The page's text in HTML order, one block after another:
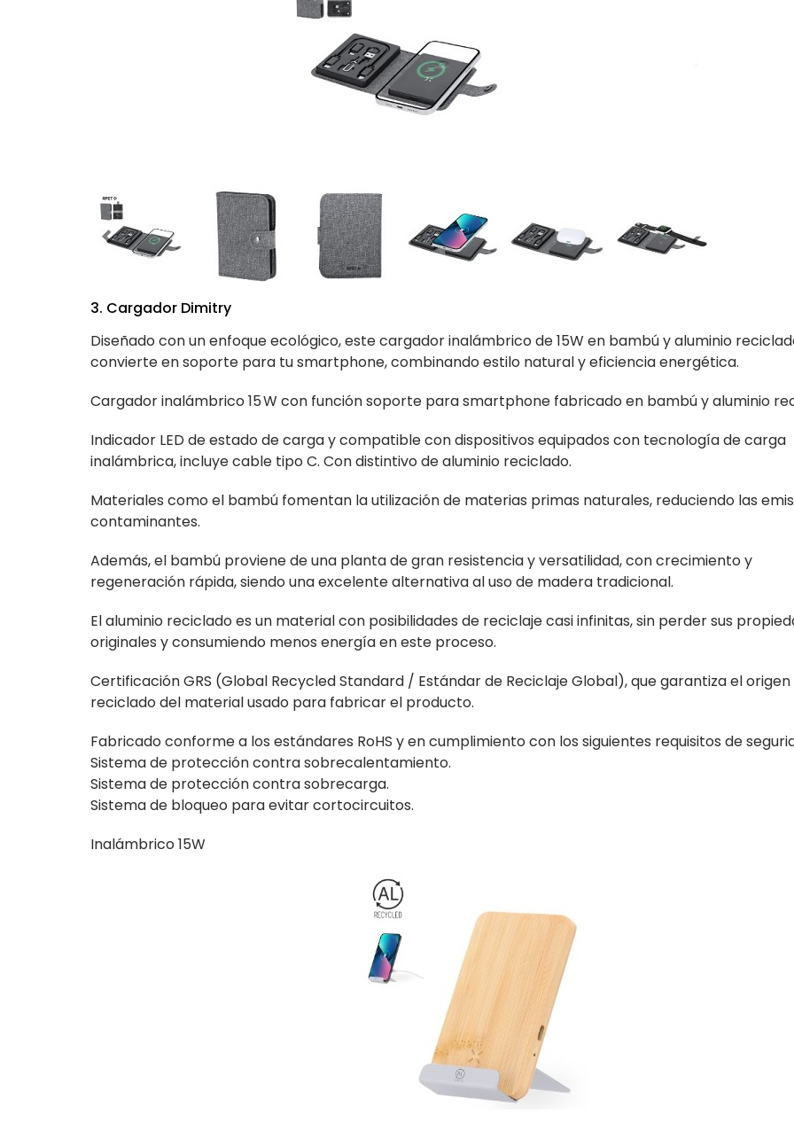
3. Cargador Dimitry
Diseñado con un enfoque ecológico, este cargador inalámbrico de 15W en bambú y aluminio
convierte en soporte para tu smartphone, combinando estilo natural y eficiencia energética.
Cargador inalámbrico 15 W con función soporte para smartphone fabricado en bambú y aluminio
Indicador LED de estado de carga y compatible con dispositivos equipados con tecnología de carga
inalámbrica, incluye cable tipo C. Con distintivo de aluminio reciclado.
Materiales como el bambú fomentan la utilización de materias primas naturales, reduciendo las
contaminantes.
Además, el bambú proviene de una planta de gran resistencia y versatilidad, con crecimiento y
regeneración rápida, siendo una excelente alternativa al uso de madera tradicional.
El aluminio reciclado es un material con posibilidades de reciclaje casi infinitas, sin perder sus
originales y consumiendo menos energía en este proceso.
Certificación GRS (Global Recycled Standard / Estándar de Reciclaje Global), que garantiza el origen
reciclado del material usado para fabricar el producto.
Fabricado conforme a los estándares RoHS y en cumplimiento con los siguientes requisitos de
Sistema de protección contra sobrecalentamiento.
Sistema de protección contra sobrecarga.
Sistema de bloqueo para evitar cortocircuitos.
Inalámbrico 15W